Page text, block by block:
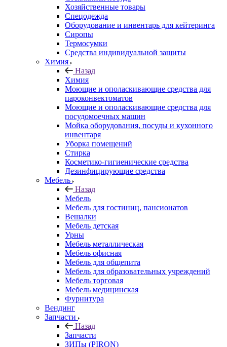
Хозяйственные товары
Спецодежда
Оборудование и инвентарь для кейтеринга
Сиропы
Термосумки
Средства индивидуальной защиты
Химия
Назад
Химия
Моющие и ополаскивающие средства для
пароконвектоматов
Моющие и ополаскивающие средства для
посудомоечных машин
Мойка оборудования, посуды и кухонного
инвентаря
Уборка помещений
Стирка
Косметико-гигиенические средства
Дезинфицирующие средства
Мебель
Назад
Мебель
Мебель для гостиниц, пансионатов
Вешалки
Мебель детская
Урны
Мебель металлическая
Мебель офисная
Мебель для общепита
Мебель для образовательных учреждений
Мебель торговая
Мебель медицинская
Фурнитура
Вендинг
Запчасти
Назад
Запчасти
ЗИПы (PIRON)